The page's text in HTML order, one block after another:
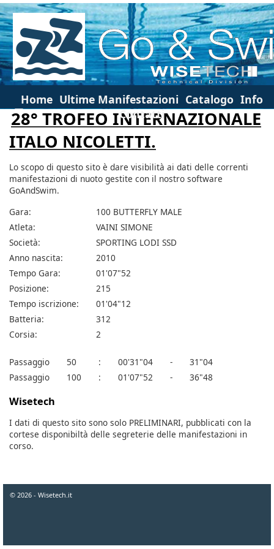
Home Ultime Manifestazioni Catalogo Info
Contatti
28° TROFEO INTERNAZIONALE
ITALO NICOLETTI.
Lo scopo di questo sito è dare visibilità ai dati delle correnti
manifestazioni di nuoto gestite con il nostro software
GoAndSwim.
Gara:
100 BUTTERFLY MALE
Atleta:
VAINI SIMONE
Società:
SPORTING LODI SSD
Anno nascita:
2010
Tempo Gara:
01'07"52
Posizione:
215
Tempo iscrizione:
01'04"12
Batteria:
312
Corsia:
2
Passaggio 50 : 00'31"04 -
31"04
Passaggio
100 : 01'07"52 - 36"48
Wisetech
I dati di questo sito sono solo PRELIMINARI, pubblicati con la
cortese disponibiltà delle segreterie delle manifestazioni in
corso.
© 2026 - Wisetech.it